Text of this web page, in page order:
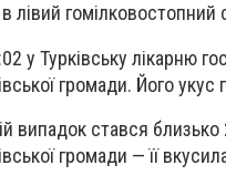
лівий гомілковостопний
у Турківську лікарню
громади. Його укус
випадок стався близько
громади — її